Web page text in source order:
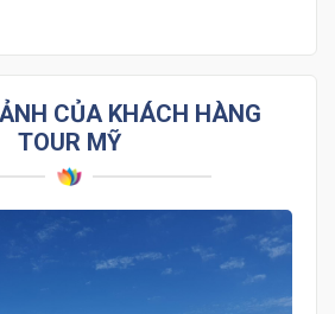
CỦA KHÁCH HÀNG
TOUR MỸ